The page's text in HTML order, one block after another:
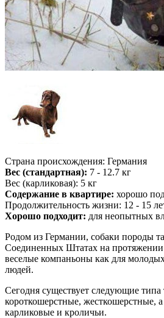
Страна происхождения: Германия
Вес (стандартная): 7 - 12.7 кг
Вес (карликовая): 5 кг
Содержание в квартире: хорошо
Продолжительность жизни: 12 - 15
Хорошо подходит: для неопытных
Родом из Германии, собаки породы
Соединенных Штатах на протяжении
веселые компаньоны как для
людей.
Сегодня существует следующие
короткошерстные, жесткошерстные,
карликовые и кроличьи.